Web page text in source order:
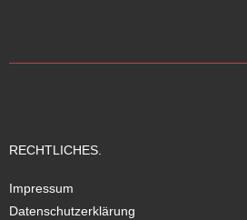
RECHTLICHES.
Impressum
Datenschutzerklärung